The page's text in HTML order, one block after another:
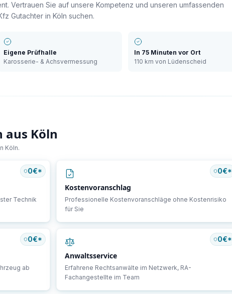
Vertrauen Sie auf unsere Kompetenz und unseren umfassenden
Gutachter in Köln suchen.
Eigene Prüfhalle
Karosserie- & Achsvermessung
In 75 Minuten vor Ort
110 km von Lüdenscheid
aus Köln
Köln.
0€*
Technik
0€*
Kostenvoranschlag
Professionelle Kostenvoranschläge ohne Kostenrisiko
für Sie
0€*
ab
0€*
Anwaltsservice
Erfahrene Rechtsanwälte im Netzwerk, RA-
Fachangestellte im Team